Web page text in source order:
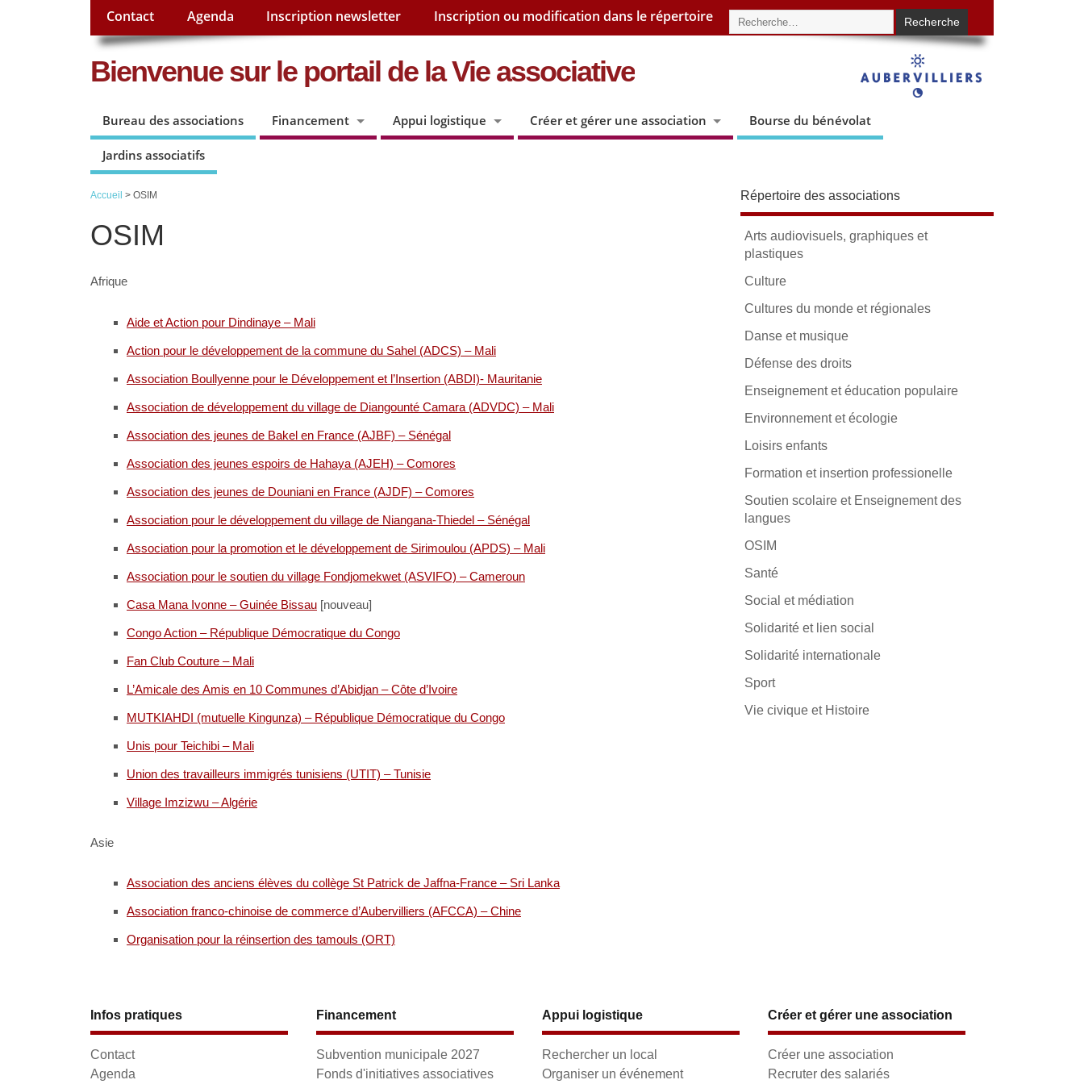
Contact Agenda Inscription newsletter Inscription ou modification dans le répertoire
Bienvenue sur le portail de la Vie associative
Bureau des associations Financement Appui logistique Créer et gérer une association Bourse du bénévolat
Jardins associatifs
Accueil > OSIM
OSIM
Afrique
Aide et Action pour Dindinaye – Mali
Action pour le développement de la commune du Sahel (ADCS) – Mali
Association Boullyenne pour le Développement et l’Insertion (ABDI)- Mauritanie
Association de développement du village de Diangounté Camara (ADVDC) – Mali
Association des jeunes de Bakel en France (AJBF) – Sénégal
Association des jeunes espoirs de Hahaya (AJEH) – Comores
Association des jeunes de Douniani en France (AJDF) – Comores
Association pour le développement du village de Niangana-Thiedel – Sénégal
Association pour la promotion et le développement de Sirimoulou (APDS) – Mali
Association pour le soutien du village Fondjomekwet (ASVIFO) – Cameroun
Casa Mana Ivonne – Guinée Bissau [nouveau]
Congo Action – République Démocratique du Congo
Fan Club Couture – Mali
L’Amicale des Amis en 10 Communes d’Abidjan – Côte d’Ivoire
MUTKIAHDI (mutuelle Kingunza) – République Démocratique du Congo
Unis pour Teichibi – Mali
Union des travailleurs immigrés tunisiens (UTIT) – Tunisie
Village Imzizwu – Algérie
Asie
Association des anciens élèves du collège St Patrick de Jaffna-France – Sri Lanka
Association franco-chinoise de commerce d’Aubervilliers (AFCCA) – Chine
Organisation pour la réinsertion des tamouls (ORT)
Répertoire des associations
Arts audiovisuels, graphiques et
plastiques
Culture
Cultures du monde et régionales
Danse et musique
Défense des droits
Enseignement et éducation populaire
Environnement et écologie
Loisirs enfants
Formation et insertion professionelle
Soutien scolaire et Enseignement des
langues
OSIM
Santé
Social et médiation
Solidarité et lien social
Solidarité internationale
Sport
Vie civique et Histoire
Infos pratiques
Contact
Agenda
Financement
Subvention municipale 2027
Fonds d'initiatives associatives
Appui logistique
Rechercher un local
Organiser un événement
Créer et gérer une association
Créer une association
Recruter des salariés